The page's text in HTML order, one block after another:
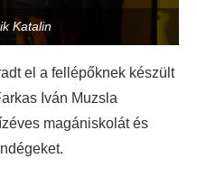
Katalin
el a fellépőknek készült
Iván Muzsla
magániskolát és